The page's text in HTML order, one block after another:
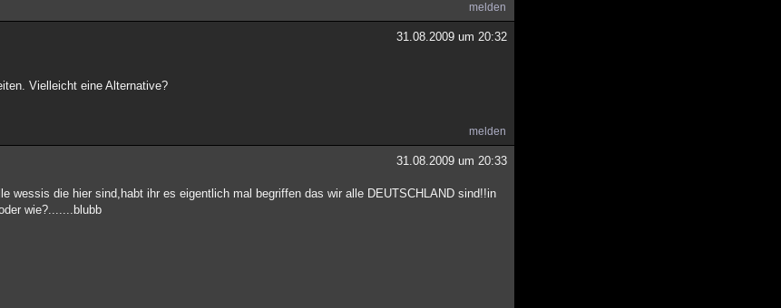
melden
31.08.2009 um 20:32
Vielleicht eine Alternative?
melden
31.08.2009 um 20:33
wessis die hier sind,habt ihr es eigentlich mal begriffen das wir alle DEUTSCHLAND sind!!in
wie?.......blubb